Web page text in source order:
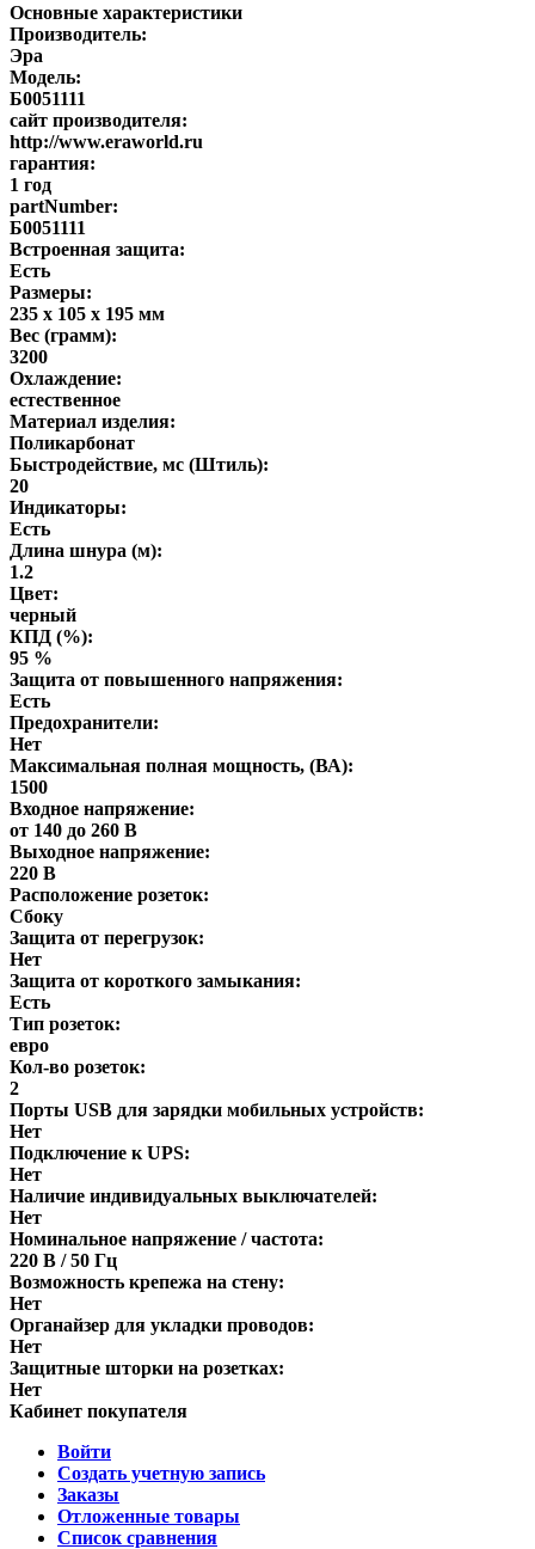
Основные характеристики
Производитель:
Эра
Модель:
Б0051111
сайт производителя:
http://www.eraworld.ru
гарантия:
1 год
partNumber:
Б0051111
Встроенная защита:
Есть
Размеры:
235 х 105 х 195 мм
Вес (грамм):
3200
Охлаждение:
естественное
Материал изделия:
Поликарбонат
Быстродействие, мс (Штиль):
20
Индикаторы:
Есть
Длина шнура (м):
1.2
Цвет:
черный
КПД (%):
95 %
Защита от повышенного напряжения:
Есть
Предохранители:
Нет
Максимальная полная мощность, (ВА):
1500
Входное напряжение:
от 140 до 260 В
Выходное напряжение:
220 В
Расположение розеток:
Сбоку
Защита от перегрузок:
Нет
Защита от короткого замыкания:
Есть
Тип розеток:
евро
Кол-во розеток:
2
Порты USB для зарядки мобильных устройств:
Нет
Подключение к UPS:
Нет
Наличие индивидуальных выключателей:
Нет
Номинальное напряжение / частота:
220 В / 50 Гц
Возможность крепежа на стену:
Нет
Органайзер для укладки проводов:
Нет
Защитные шторки на розетках:
Нет
Кабинет покупателя
Войти
Создать учетную запись
Заказы
Отложенные товары
Список сравнения